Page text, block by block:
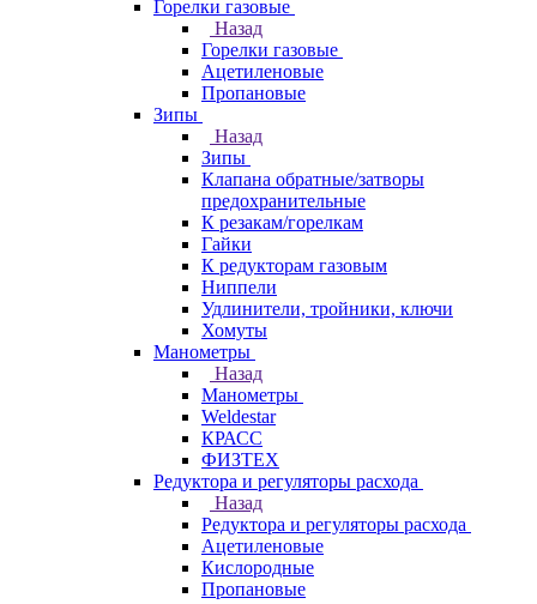
Горелки газовые
Назад
Горелки газовые
Ацетиленовые
Пропановые
Зипы
Назад
Зипы
Клапана обратные/затворы
предохранительные
К резакам/горелкам
Гайки
К редукторам газовым
Ниппели
Удлинители, тройники, ключи
Хомуты
Манометры
Назад
Манометры
Weldestar
КРАСС
ФИЗТЕХ
Редуктора и регуляторы расхода
Назад
Редуктора и регуляторы расхода
Ацетиленовые
Кислородные
Пропановые